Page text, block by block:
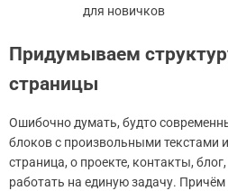
для новичков
Придумываем
страницы
Ошибочно думать, будто
блоков с произвольными текстами
страница, о проекте, контакты,
работать на единую задачу.